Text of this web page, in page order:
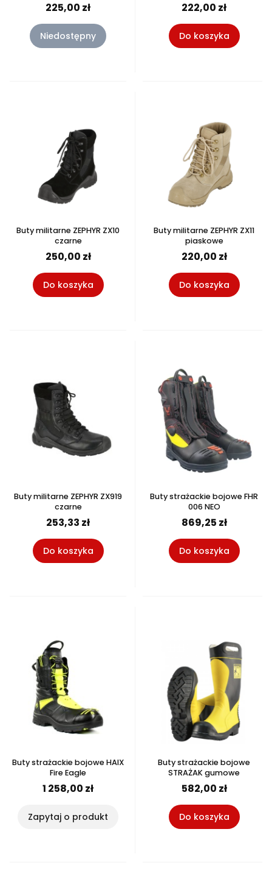
225,00 zł
Niedostępny
222,00 zł
Do koszyka
Buty militarne ZEPHYR ZX10
czarne
250,00 zł
Do koszyka
Buty militarne ZEPHYR ZX11
piaskowe
220,00 zł
Do koszyka
Buty militarne ZEPHYR ZX919
czarne
253,33 zł
Do koszyka
Buty strażackie bojowe FHR
006 NEO
869,25 zł
Do koszyka
Buty strażackie bojowe HAIX
Fire Eagle
1 258,00 zł
Zapytaj o produkt
Buty strażackie bojowe
STRAŻAK gumowe
582,00 zł
Do koszyka